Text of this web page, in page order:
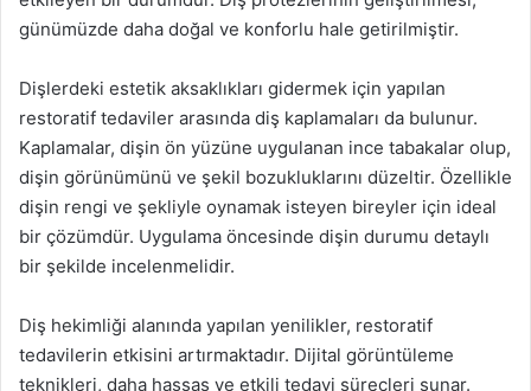
günümüzde daha doğal ve konforlu hale getirilmiştir.
Dişlerdeki estetik aksaklıkları gidermek için yapılan
restoratif tedaviler arasında diş kaplamaları da bulunur.
Kaplamalar, dişin ön yüzüne uygulanan ince tabakalar olup,
dişin görünümünü ve şekil bozukluklarını düzeltir. Özellikle
dişin rengi ve şekliyle oynamak isteyen bireyler için ideal
bir çözümdür. Uygulama öncesinde dişin durumu detaylı
bir şekilde incelenmelidir.
Diş hekimliği alanında yapılan yenilikler, restoratif
tedavilerin etkisini artırmaktadır. Dijital görüntüleme
teknikleri, daha hassas ve etkili tedavi süreçleri sunar.